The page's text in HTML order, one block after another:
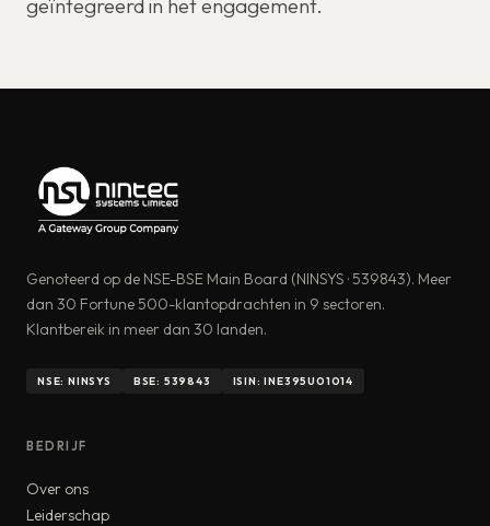
geïntegreerd in het engagement.
Genoteerd op de NSE-BSE Main Board (NINSYS · 539843). Meer
dan 30 Fortune 500-klantopdrachten in 9 sectoren.
Klantbereik in meer dan 30 landen.
NSE: NINSYS BSE: 539843 ISIN: INE395U01014
BEDRIJF
Over ons
Leiderschap